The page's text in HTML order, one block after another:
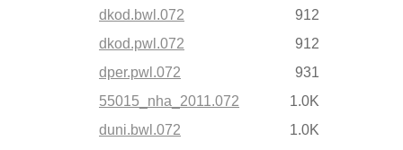
dkod.bwl.072
912
dkod.pwl.072
912
dper.pwl.072
931
55015_nha_2011.072
1.0K
duni.bwl.072
1.0K